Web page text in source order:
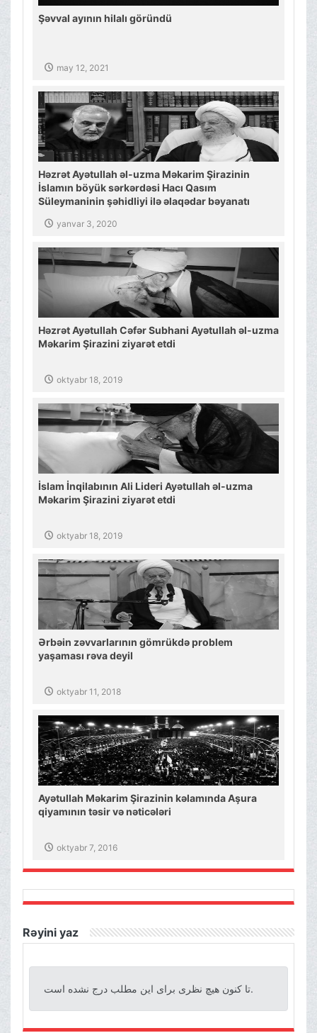
Şəvval ayının hilalı göründü
may 12, 2021
Həzrət Ayətullah əl-uzma Məkarim Şirazinin
İslamın böyük sərkərdəsi Hacı Qasım
Süleymaninin şəhidliyi ilə əlaqədar bəyanatı
yanvar 3, 2020
Həzrət Ayətullah Cəfər Subhani Ayətullah əl-uzma
Məkarim Şirazini ziyarət etdi
oktyabr 18, 2019
İslam İnqilabının Ali Lideri Ayətullah əl-uzma
Məkarim Şirazini ziyarət etdi
oktyabr 18, 2019
Ərbəin zəvvarlarının gömrükdə problem
yaşaması rəva deyil
oktyabr 11, 2018
Ayətullah Məkarim Şirazinin kəlamında Aşura
qiyamının təsir və nəticələri
oktyabr 7, 2016
Rəyini yaz
تا کنون هیچ نظری برای این مطلب درج نشده است.